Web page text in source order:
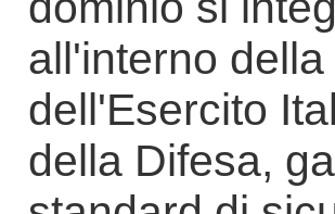
all'interno
dell'Esercito
della Difesa,